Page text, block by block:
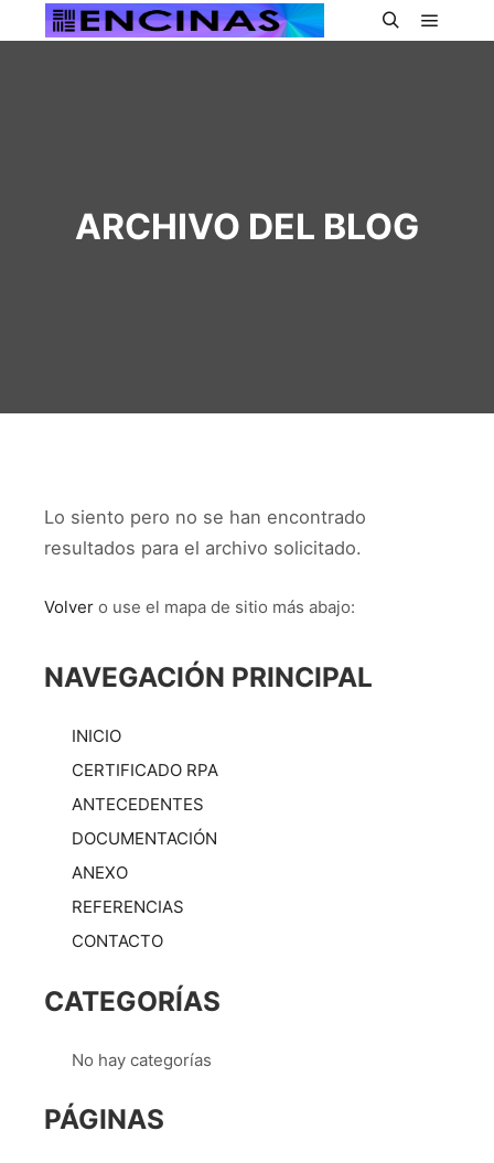
ARCHIVO DEL BLOG
Lo siento pero no se han encontrado
resultados para el archivo solicitado.
Volver o use el mapa de sitio más abajo:
NAVEGACIÓN PRINCIPAL
INICIO
CERTIFICADO RPA
ANTECEDENTES
DOCUMENTACIÓN
ANEXO
REFERENCIAS
CONTACTO
CATEGORÍAS
No hay categorías
PÁGINAS